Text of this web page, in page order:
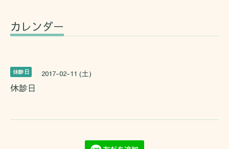
カレンダー
休診日 2017-02-11 (土)
休診日